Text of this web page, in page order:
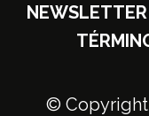
NEWSLETTER
© Copyright